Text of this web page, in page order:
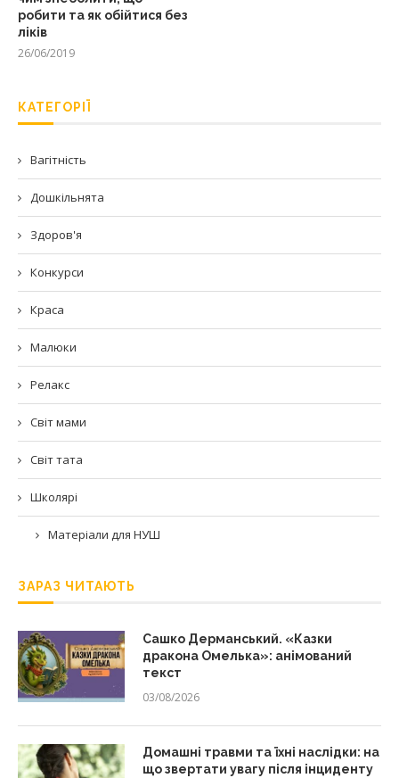
робити та як обійтися без
ліків
26/06/2019
КАТЕГОРІЇ
Вагітність
Дошкільнята
Здоров'я
Конкурси
Краса
Малюки
Релакс
Світ мами
Світ тата
Школярі
Матеріали для НУШ
ЗАРАЗ ЧИТАЮТЬ
Сашко Дерманський. «Казки
дракона Омелька»: анімований
текст
03/08/2026
Домашні травми та їхні наслідки: на
що звертати увагу після інциденту